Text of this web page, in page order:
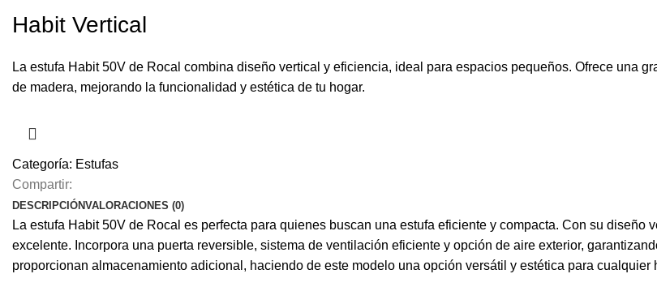
Habit Vertical
La estufa Habit 50V de Rocal combina diseño vertical y eficiencia, ideal para espacios pequeños. Ofrece una
de madera, mejorando la funcionalidad y estética de tu hogar.
Categoría: Estufas
Compartir:
DESCRIPCIÓNVALORACIONES (0)
La estufa Habit 50V de Rocal es perfecta para quienes buscan una estufa eficiente y compacta. Con su
excelente. Incorpora una puerta reversible, sistema de ventilación eficiente y opción de aire exterior,
proporcionan almacenamiento adicional, haciendo de este modelo una opción versátil y estética para cualquier